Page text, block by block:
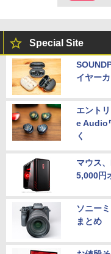
Special Site
イヤー
エント
e Audio
く
マウス
5,000円
ソニー
まとめ